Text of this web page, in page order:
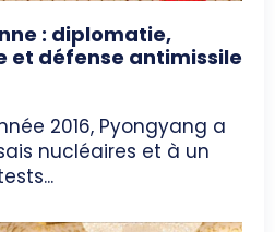
: diplomatie,
et défense antimissile
2016, Pyongyang a
nucléaires et à un